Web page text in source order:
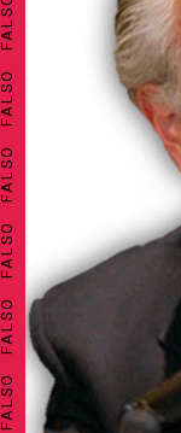
FALSO FALSO FALSO FALSO FALSO FALSO FALSO FALSO